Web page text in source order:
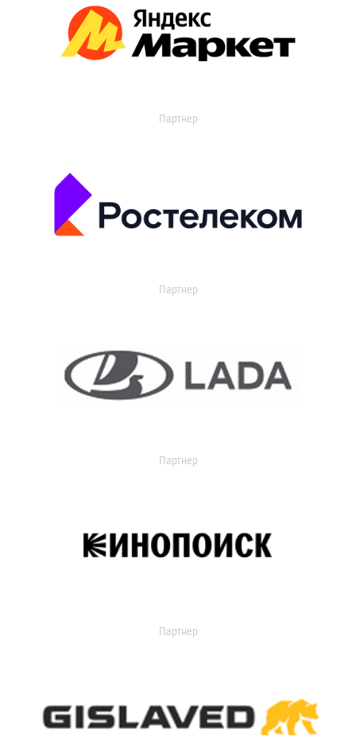
Партнер
Партнер
Партнер
Партнер